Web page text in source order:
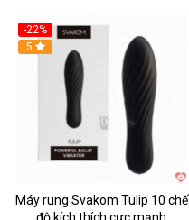
-22%
Hot
5
Máy rung Svakom Tulip 10 chế
độ kích thích cực mạnh